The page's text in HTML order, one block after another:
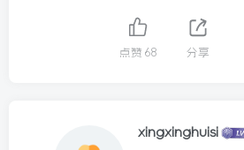
点赞 68 分享
xingxinghuisi